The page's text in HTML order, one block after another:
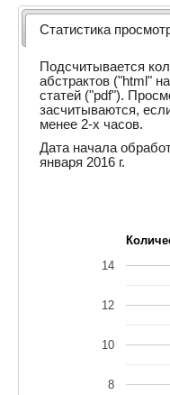
Статистика
Подсчитывается
абстрактов ("html"
статей ("pdf").
засчитываются,
менее 2-х часов.
Дата начала
января 2016 г.
8
10
12
14